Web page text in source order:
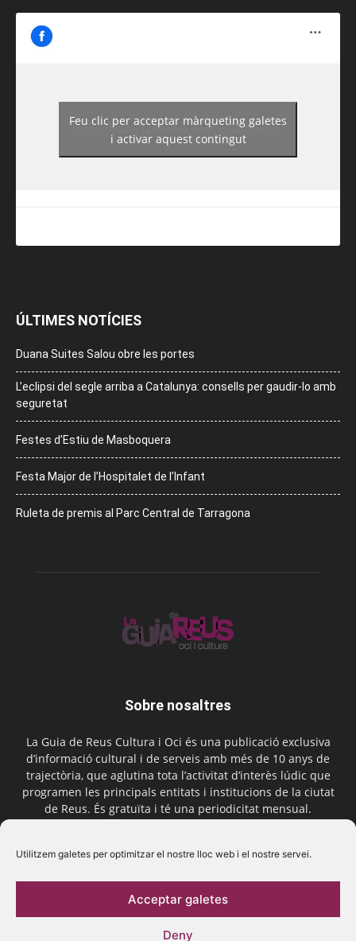
Utilitzem galetes per optimitzar el nostre lloc web i el nostre servei.
Acceptar galetes
Deny
https://www.facebook.com/guiadereus/
Feu clic per acceptar màrqueting galetes
i activar aquest contingut
ÚLTIMES NOTÍCIES
Duana Suites Salou obre les portes
L’eclipsi del segle arriba a Catalunya: consells per gaudir-lo amb
seguretat
Festes d’Estiu de Masboquera
Festa Major de l’Hospitalet de l’Infant
Ruleta de premis al Parc Central de Tarragona
Sobre nosaltres
La Guia de Reus Cultura i Oci és una publicació exclusiva
d’informació cultural i de serveis amb més de 10 anys de
trajectòria, que aglutina tota l’activitat d’interès lúdic que
programen les principals entitats i institucions de la ciutat
de Reus. És gratuïta i té una periodicitat mensual.
Segueix-nos